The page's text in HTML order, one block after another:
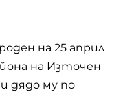
на 25 април
на Източен
дядо му по